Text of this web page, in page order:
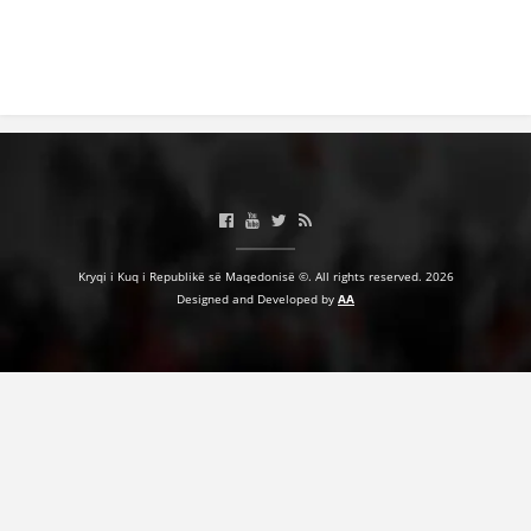
Kryqi i Kuq i Republikë së Maqedonisë ©. All rights reserved. 2026
Designed and Developed by AA